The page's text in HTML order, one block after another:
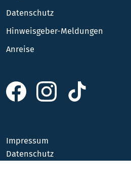
Datenschutz
Hinweisgeber-Meldungen
Anreise
Impressum
Datenschutz